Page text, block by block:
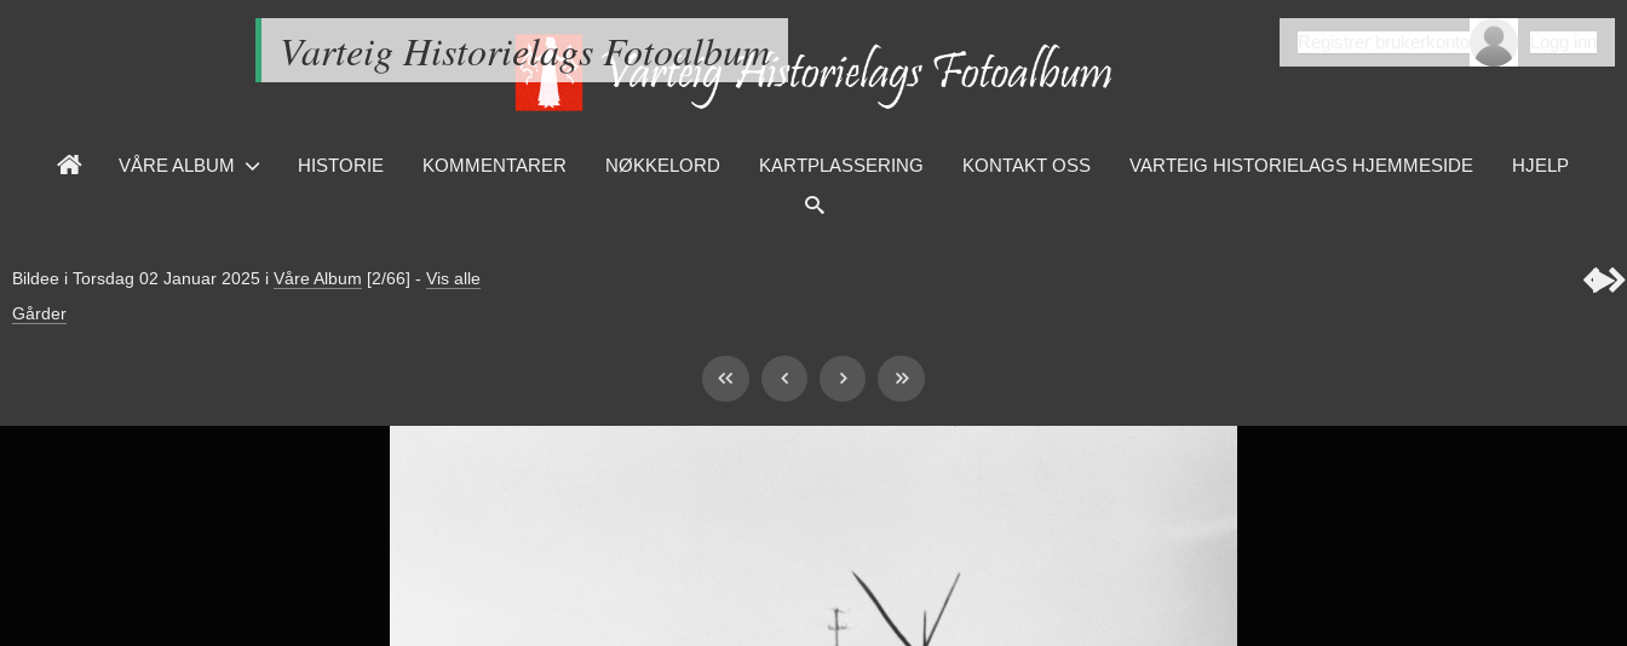
Varteig Historielags Fotoalbum
VÅRE ALBUM HISTORIE KOMMENTARER NØKKELORD KARTPLASSERING KONTAKT OSS VARTEIG HISTORIELAGS HJEMMESIDE HJELP
Bildee i Torsdag 02 Januar 2025 i Våre Album [2/66] - Vis alle
Gårder
